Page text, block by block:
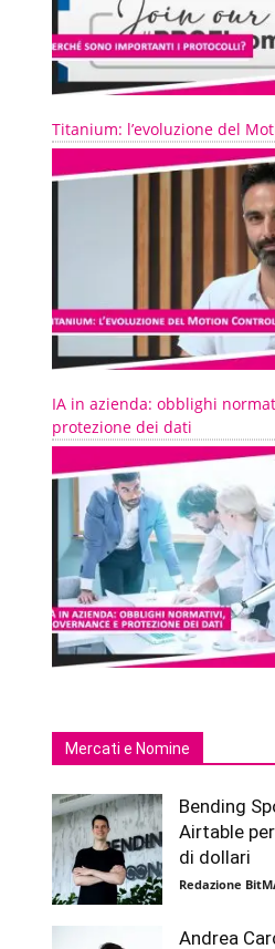
Titanium: l’evoluzione del
IA in azienda: obblighi
protezione dei dati
Mercati e Nomine
Bending
Airtable
di dollari
Redazione
Andrea